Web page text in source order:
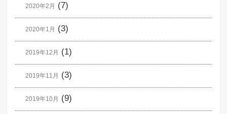
2020年2月 (7)
2020年1月 (3)
2019年12月 (1)
2019年11月 (3)
2019年10月 (9)